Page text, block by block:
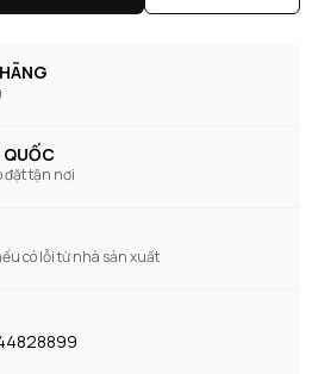
QUỐC
đặt tận nơi
có lỗi từ nhà sản xuất